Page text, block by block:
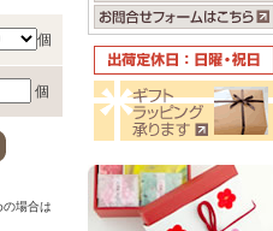
個
個
場合は